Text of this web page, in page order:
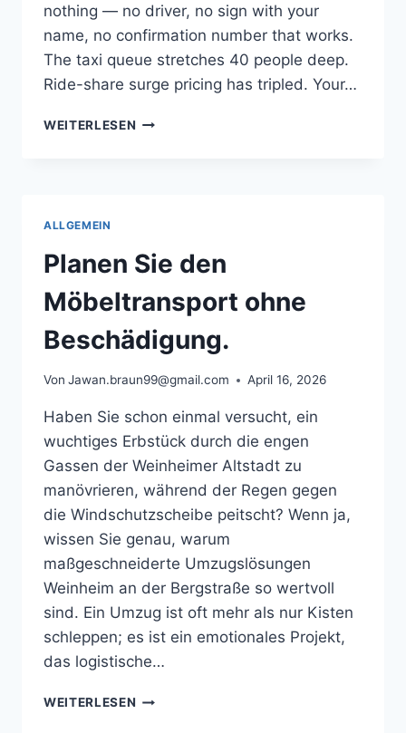
nothing — no driver, no sign with your
name, no confirmation number that works.
The taxi queue stretches 40 people deep.
Ride-share surge pricing has tripled. Your…
WEITERLESEN WHY
BOOKED
(ESPECIALLY
BUSINESS
TRAVELERS)
ALLGEMEIN
Planen Sie den
Möbeltransport ohne
Beschädigung.
Von Jawan.braun99@gmail.com April 16, 2026
Haben Sie schon einmal versucht, ein
wuchtiges Erbstück durch die engen
Gassen der Weinheimer Altstadt zu
manövrieren, während der Regen gegen
die Windschutzscheibe peitscht? Wenn ja,
wissen Sie genau, warum
maßgeschneiderte Umzugslösungen
Weinheim an der Bergstraße so wertvoll
sind. Ein Umzug ist oft mehr als nur Kisten
schleppen; es ist ein emotionales Projekt,
das logistische…
WEITERLESEN PLANEN